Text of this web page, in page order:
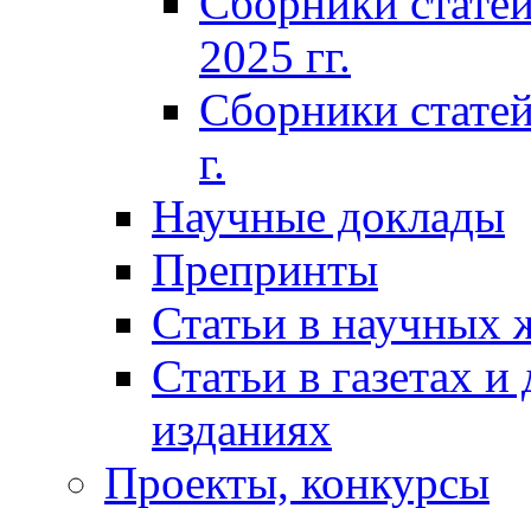
2025 гг.
Сборники
г.
Научные доклады
Препринты
Статьи в научных
Статьи в газетах
изданиях
Проекты, конкурсы